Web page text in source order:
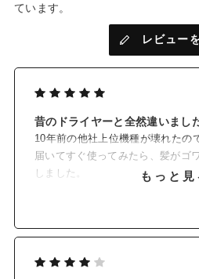
ています。
レビュー
昔のドライヤーと全然違いまし
10年前の他社上位機種が壊れたの
届いてすぐ使ってみたら、髪がゴ
しました。
まず、風量の低い前のドライヤー
り低温なせいか、つい髪に近づけ
もっと見